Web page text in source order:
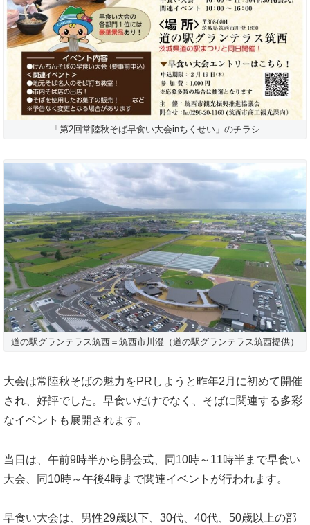
「第2回常陸秋そば早食い大会inちくせい」のチラシ
道の駅グランテラス筑西＝筑西市川澄（道の駅グランテラス筑西提供）
大会は常陸秋そばの魅力をPRしようと昨年2月に初めて開催
され、好評でした。早食いだけでなく、そばに関連する多彩
なイベントも展開されます。
当日は、午前9時半から開会式、同10時～11時半まで早食い
大会、同10時～午後4時まで関連イベントが行われます。
早食い大会は、男性29歳以下、30代、40代、50歳以上の部